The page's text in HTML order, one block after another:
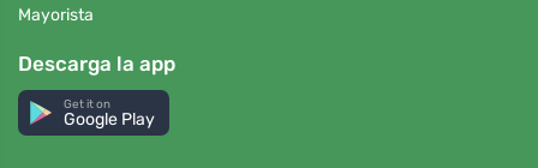
Mayorista
Descarga la app
Get it on
Google Play